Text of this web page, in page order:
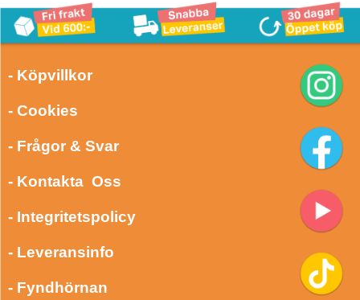
- Köpvillkor
- Cookies
- Frågor & Svar
- Kontakta Oss
- Integritetspolicy
- Leveransinfo
- Fyndhörnan